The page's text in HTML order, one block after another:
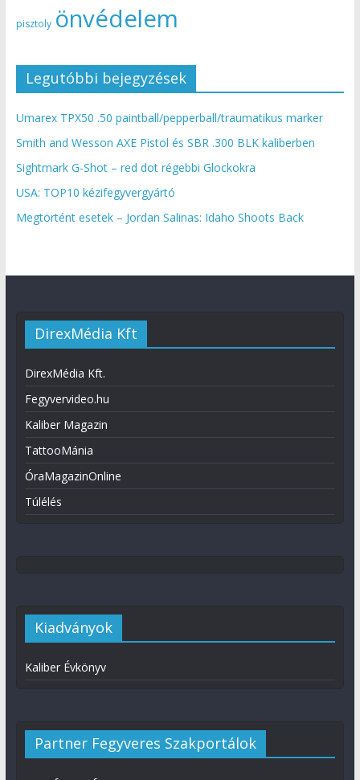
pisztoly önvédelem
Legutóbbi bejegyzések
Umarex TPX50 .50 paintball/pepperball/traumatikus marker
Smith and Wesson AXE Pistol és SBR .300 BLK kaliberben
Sightmark G-Shot – red dot régebbi Glockokra
USA: TOP10 kézifegyvergyártó
Megtörtént esetek – Jordan Salinas: Idaho Shoots Back
DirexMédia Kft
DirexMédia Kft.
Fegyvervideo.hu
Kaliber Magazin
TattooMánia
ÓraMagazinOnline
Túlélés
Kiadványok
Kaliber Évkönyv
Partner Fegyveres Szakportálok